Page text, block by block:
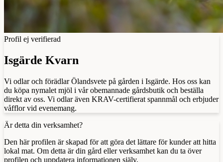
Profil ej verifierad
Isgärde Kvarn
Vi odlar och förädlar Ölandsvete på gården i Isgärde. Hos oss kan
du köpa nymalet mjöl i vår obemannade gårdsbutik och beställa
direkt av oss. Vi odlar även KRAV-certifierat spannmål och erbjuder
våfflor vid evenemang.
Är detta din verksamhet?
Den här profilen är skapad för att göra det lättare för kunder att hitta
lokal mat. Om detta är din gård eller verksamhet kan du ta över
profilen och uppdatera informationen själv.